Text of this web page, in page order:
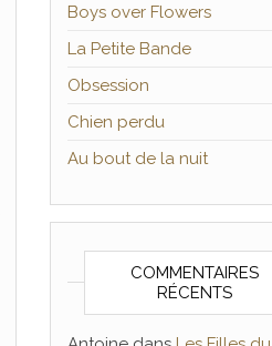
Boys over Flowers
La Petite Bande
Obsession
Chien perdu
Au bout de la nuit
COMMENTAIRES
RÉCENTS